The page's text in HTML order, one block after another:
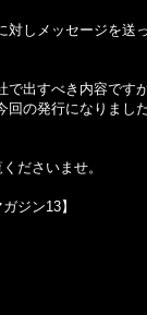
しメッセージを送
出すべき内容ですが
の発行になりました
ださいませ。
ジン13】